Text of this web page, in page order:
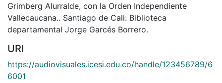
Grimberg Alurralde, con la Orden Independiente
Vallecaucana.. Santiago de Cali: Biblioteca
departamental Jorge Garcés Borrero.
URI
https://audiovisuales.icesi.edu.co/handle/123456789/6
6001